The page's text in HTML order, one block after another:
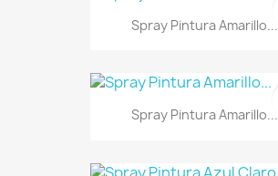
Spray Pintura Amarillo...
Spray Pintura Amarillo...